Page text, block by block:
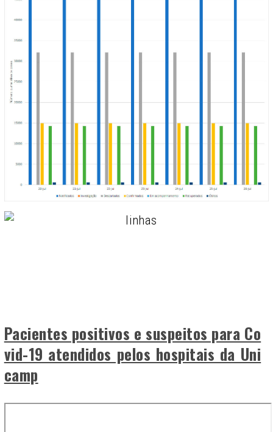
Pacientes positivos e suspeitos para Co
vid-19 atendidos pelos hospitais da Uni
camp